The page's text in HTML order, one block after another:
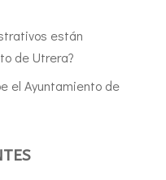
están
de Utrera?
el Ayuntamiento de